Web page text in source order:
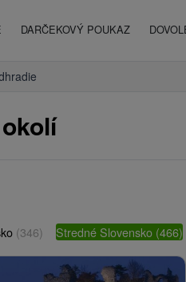
DARČEKOVÝ POUKAZ
(346) Stredné Slovensko (466)